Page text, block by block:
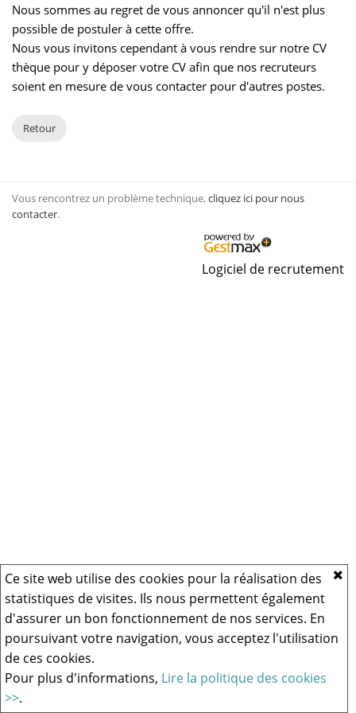
Ce site web utilise des cookies pour la réalisation des
statistiques de visites. Ils nous permettent également
d'assurer un bon fonctionnement de nos services. En
poursuivant votre navigation, vous acceptez l'utilisation
de ces cookies.
Pour plus d'informations, Lire la politique des cookies
>>.
Nous sommes au regret de vous annoncer qu'il n'est plus
possible de postuler à cette offre.
Nous vous invitons cependant à vous rendre sur notre CV
thèque pour y déposer votre CV afin que nos recruteurs
soient en mesure de vous contacter pour d'autres postes.
Retour
Vous rencontrez un problème technique,cliquez ici pour nous
contacter.
Logiciel de recrutement